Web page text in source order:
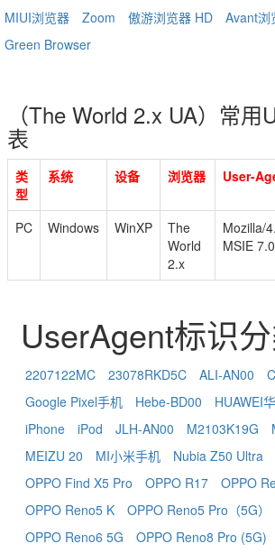
MIUI浏览器
Zoom 傲游浏览器 HD Avant浏
Green Browser
（The World 2.x UA）常用
表
类
型
系统 设备 浏览器 User-
PC Windows WinXP
The
World
2.x
Mozilla/
MSIE
UserAgent标识
2207122MC 23078RKD5C ALI-AN00
Google Pixel手机
Hebe-BD00 HUAWEI
iPhone
iPod JLH-AN00 M2103K19G
MEIZU 20
MI小米手机 Nubia Z50 Ultra
OPPO Find X5 Pro
OPPO R17
OPPO
OPPO Reno5 K
OPPO Reno5 Pro（5G）
OPPO Reno6 5G
OPPO Reno8 Pro (5G)